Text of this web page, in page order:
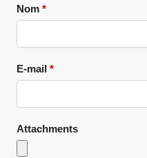
Nom *
E-mail *
Attachments